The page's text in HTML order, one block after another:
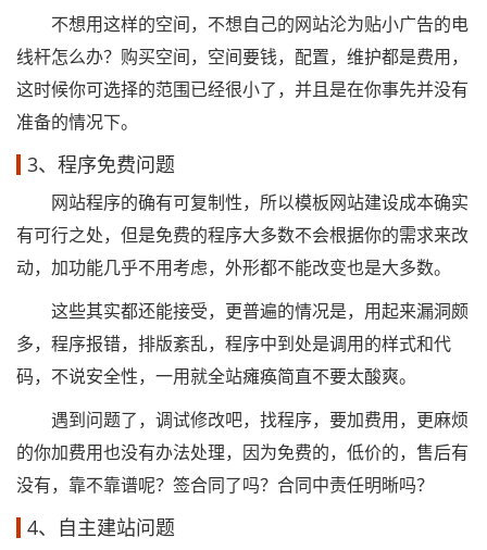
不想用这样的空间，不想自己的网站沦为贴小广告的电
线杆怎么办？购买空间，空间要钱，配置，维护都是费用，
这时候你可选择的范围已经很小了，并且是在你事先并没有
准备的情况下。
3、程序免费问题
网站程序的确有可复制性，所以模板网站建设成本确实
有可行之处，但是免费的程序大多数不会根据你的需求来改
动，加功能几乎不用考虑，外形都不能改变也是大多数。
这些其实都还能接受，更普遍的情况是，用起来漏洞颇
多，程序报错，排版紊乱，程序中到处是调用的样式和代
码，不说安全性，一用就全站瘫痪简直不要太酸爽。
遇到问题了，调试修改吧，找程序，要加费用，更麻烦
的你加费用也没有办法处理，因为免费的，低价的，售后有
没有，靠不靠谱呢？签合同了吗？合同中责任明晰吗？
4、自主建站问题